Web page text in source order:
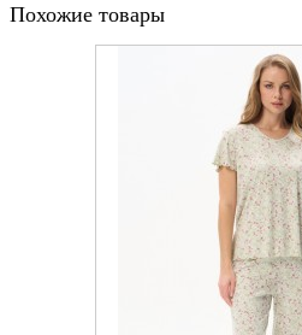
Похожие товары